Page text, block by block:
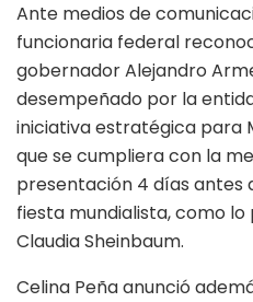
Ante medios de
funcionaria federal
gobernador Alejandro
desempeñado por la
iniciativa estratégica para
que se cumpliera con la
presentación 4 días antes
fiesta mundialista, como
Claudia Sheinbaum.
Celina Peña anunció